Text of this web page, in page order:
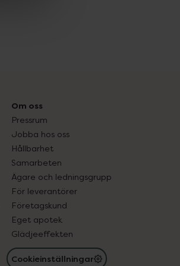
Om oss
Pressrum
Jobba hos oss
Hållbarhet
Samarbeten
Ägare och ledningsgrupp
För leverantörer
Företagskund
Eget apotek
Glädjeeffekten
Cookieinställningar